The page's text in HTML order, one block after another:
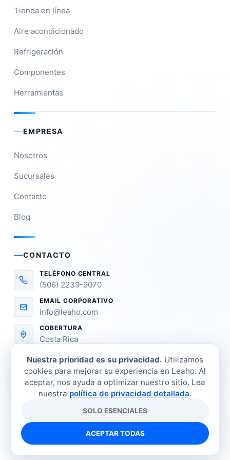
Tienda en línea
Aire acondicionado
Refrigeración
Componentes
Herramientas
EMPRESA
Nosotros
Sucursales
Contacto
Blog
CONTACTO
TELÉFONO CENTRAL
(506) 2239-9070
EMAIL CORPORATIVO
info@leaho.com
COBERTURA
Costa Rica
LEAHO Refrigeración Industrial. Todos los
derechos reservados.
Tienda
Contacto Política de privacidad
Nuestra prioridad es su privacidad. Utilizamos
cookies para mejorar su experiencia en Leaho. Al
aceptar, nos ayuda a optimizar nuestro sitio. Lea
nuestra política de privacidad detallada.
SOLO ESENCIALES
ACEPTAR TODAS